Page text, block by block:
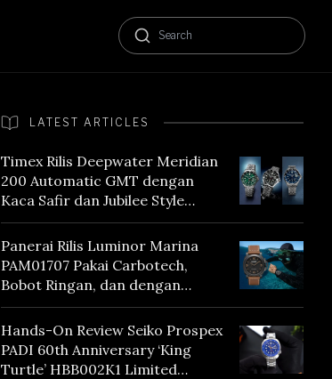
LATEST ARTICLES
Timex Rilis Deepwater Meridian
200 Automatic GMT dengan
Kaca Safir dan Jubilee Style
Bracelet
Panerai Rilis Luminor Marina
PAM01707 Pakai Carbotech,
Bobot Ringan, dan dengan
Vintage Vibes
Hands-On Review Seiko Prospex
PADI 60th Anniversary ‘King
Turtle’ HBB002K1 Limited